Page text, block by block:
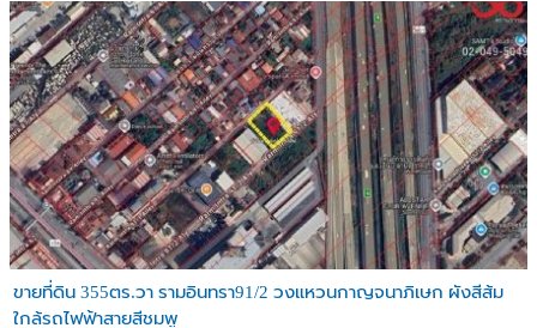
ขายที่ดิน 355ตร.วา รามอินทรา91/2 วงแหวนกาญจนาภิเษก ผังสีส้ม
ใกล้รถไฟฟ้าสายสีชมพู